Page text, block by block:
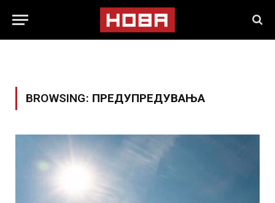
BROWSING: ПРЕДУПРЕДУВАЊА